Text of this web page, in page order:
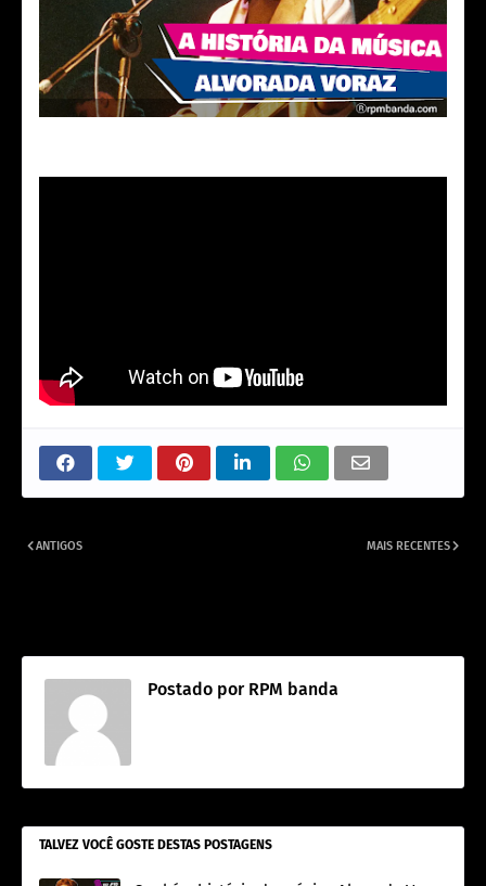
MAIS RECENTES
ANTIGOS
Postado porRPM banda
TALVEZ VOCÊ GOSTE DESTAS POSTAGENS